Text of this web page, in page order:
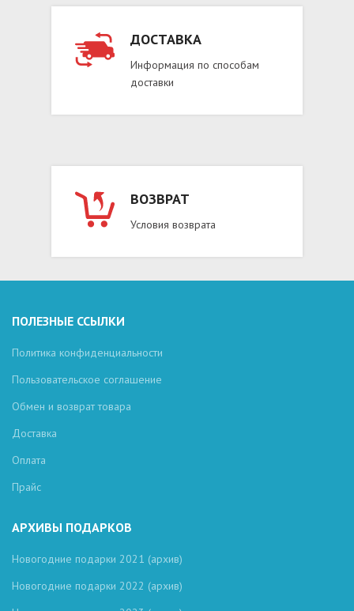
ДОСТАВКА
Информация по способам
доставки
ВОЗВРАТ
Условия возврата
ПОЛЕЗНЫЕ ССЫЛКИ
Политика конфиденциальности
Пользовательское соглашение
Обмен и возврат товара
Доставка
Оплата
Прайс
АРХИВЫ ПОДАРКОВ
Новогодние подарки 2021 (архив)
Новогодние подарки 2022 (архив)